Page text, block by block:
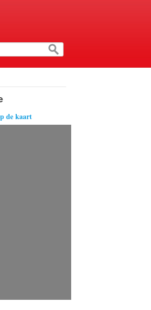
de kaart